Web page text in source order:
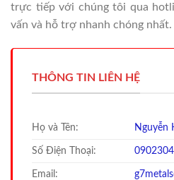
trực tiếp với chúng tôi qua
vấn và hỗ trợ nhanh chóng nhất.
THÔNG TIN LIÊN HỆ
Họ và Tên: Nguyễn
Số Điện Thoại:
Email: